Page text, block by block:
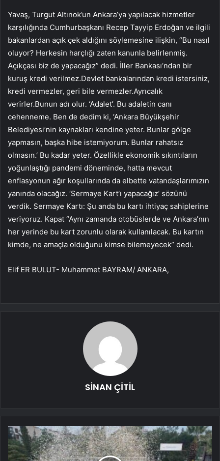
Yavaş, Turgut Altınok’un Ankara’ya yapılacak hizmetler
karşılığında Cumhurbaşkanı Recep Tayyip Erdoğan ve ilgili
bakanlardan açık çek aldığını söylemesine ilişkin, “Bu nasıl
oluyor? Herkesin harçlığı zaten kanunla belirlenmiş.
Açıkçası biz de yapacağız” dedi. İller Bankası’ndan bir
kuruş kredi verilmez.Devlet bankalarından kredi istersiniz,
kredi vermezler, geri bile vermezler.Ayrıcalık
verirler.Bunun adı olur. ‘Adalet’. Bu adaletin canı
cehenneme. Ben de dedim ki, ‘Ankara Büyükşehir
Belediyesi’nin kaynakları kendine yeter. Bunlar gölge
yapmasın, başka hibe istemiyorum. Bunlar rahatsız
olmasın.’ Bu kadar yeter. Özellikle ekonomik sıkıntıların
yoğunlaştığı pandemi döneminde, hatta mevcut
enflasyonun ağır koşullarında da elbette vatandaşlarımızın
yanında olacağız. ‘Sermaye Kart’ı yapacağız’ sözünü
verdik. Sermaye Kartı: Şu anda bu kartı ihtiyaç sahiplerine
veriyoruz. Kapat “Aynı zamanda otobüslerde ve Ankara’nın
her yerinde bu kart zorunlu olarak kullanılacak. Bu kartın
kimde, ne amaçla olduğunu kimse bilemeyecek” dedi.
Elif ER BULUT- Muhammet BAYRAM/ ANKARA,
SİNAN ÇİTİL